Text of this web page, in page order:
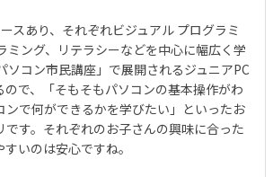
スあり、それぞれビジュアル プログラミ
ミング、リテラシーなどを中心に幅広く学
ソコン市民講座」で展開されるジュニアPC
ので、「そもそもパソコンの基本操作がわ
ンで何ができるかを学びたい」といったお
です。それぞれのお子さんの興味に合った
いのは安心ですね。